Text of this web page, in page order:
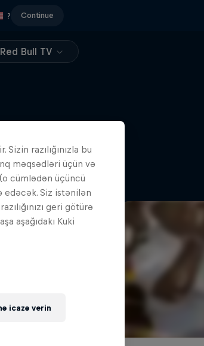
? Continue
Red Bull TV
razılığınızla bu
məqsədləri üçün və
cümlədən üçüncü
Siz istənilən
geri götürə
aşağıdakı Kuki
icazə verin